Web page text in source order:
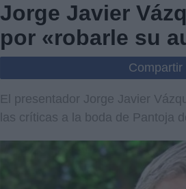
Jorge Javier
por «robarle su
El presentador Jorge Javier
las críticas a la boda de Pantoja